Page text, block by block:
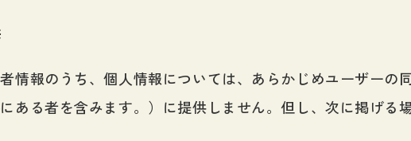
情報のうち、個人情報については、あらかじめユーザーの
ある者を含みます。）に提供しません。但し、次に掲げる